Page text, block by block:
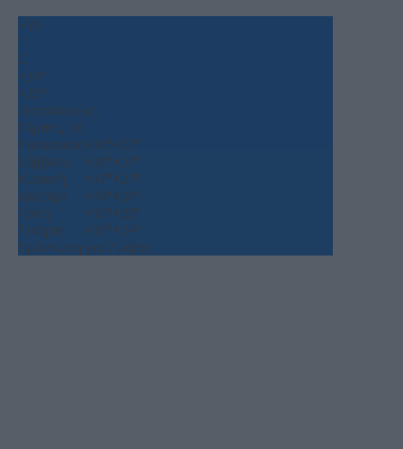
+33
°
C
+34°
+25°
Θεσσαλονίκη
Πέμπτη, 06
Παρασκευή+35°+27°
Σάββατο
+39°+27°
Κυριακή
+37°+27°
Δευτέρα
+34°+26°
Τρίτη
+35°+25°
Τετάρτη
+36°+24°
Πρόγνωση για 7 μέρες